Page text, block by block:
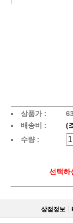
상품가 :
배송비 :
(
수량 :
선택하
상점정보